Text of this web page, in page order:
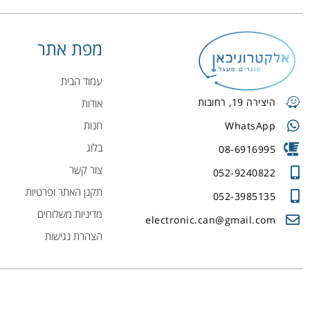
היצירה 19, רחובות
WhatsApp
08-6916995
052-9240822
052-3985135
electronic.can@gmail.com
מפת אתר
עמוד הבית
אודות
חנות
בלוג
צור קשר
תקנן האתר ופרטיות
מדיניות משלוחים
הצהרת נגישות